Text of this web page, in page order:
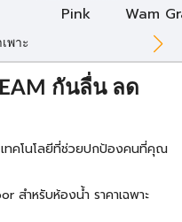
Pink Wam
พาะ
กันลื่น ลด
ทคโนโลยีที่ช่วยปกป้องคนที่คุณ
สำหรับห้องน้ำ ราคาเฉพาะ